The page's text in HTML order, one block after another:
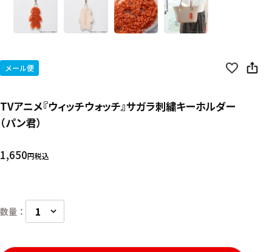
メール便
TVアニメ『ウィッチウォッチ』サガラ刺繍キーホルダー
（パン君）
1,650 税込